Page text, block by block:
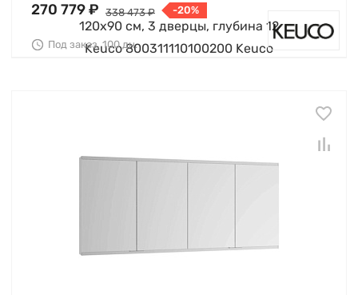
270 779 ₽ 338 473 ₽ -20%
Под заказ, 100 дн.